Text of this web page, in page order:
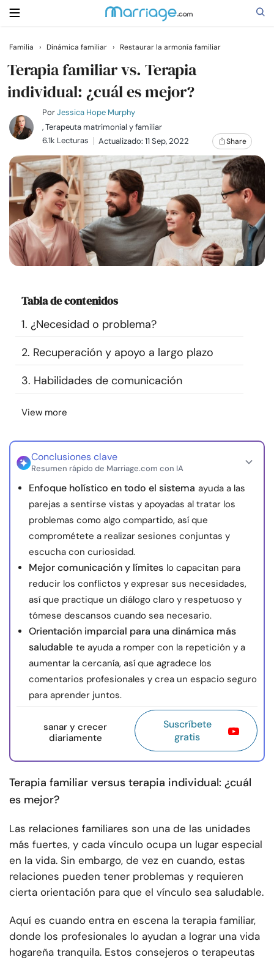
Buscar
Casarse
Relaciones
Familia
Ayuda
Cursos
Comunidad
Encuentra un terapeuta
Idioma ES
Sobre nosotros Contáctanos Escríbenos
Publicidad con
nosotros
Familia › Dinámica familiar › Restaurar la armonía familiar
Terapia familiar vs. Terapia
individual: ¿cuál es mejor?
PorJessica Hope Murphy
, Terapeuta matrimonial y familiar
6.1k Lecturas
Actualizado: 11 Sep, 2022 Share
Tabla de contenidos
1. ¿Necesidad o problema?
2. Recuperación y apoyo a largo plazo
3. Habilidades de comunicación
View more
Conclusiones clave
Resumen rápido de Marriage.com con IA
Enfoque holístico en todo el sistema ayuda a las
parejas a sentirse vistas y apoyadas al tratar los
problemas como algo compartido, así que
comprométete a realizar sesiones conjuntas y
escucha con curiosidad.
Mejor comunicación y límites lo capacitan para
reducir los conflictos y expresar sus necesidades,
así que practique un diálogo claro y respetuoso y
tómese descansos cuando sea necesario.
Orientación imparcial para una dinámica más
saludable te ayuda a romper con la repetición y a
aumentar la cercanía, así que agradece los
comentarios profesionales y crea un espacio seguro
para aprender juntos.
sanar y crecer
diariamente
Suscríbete
gratis
Terapia familiar versus terapia individual: ¿cuál
es mejor?
Las relaciones familiares son una de las unidades
más fuertes, y cada vínculo ocupa un lugar especial
en la vida. Sin embargo, de vez en cuando, estas
relaciones pueden tener problemas y requieren
cierta orientación para que el vínculo sea saludable.
Aquí es cuando entra en escena la terapia familiar,
donde los profesionales lo ayudan a lograr una vida
hogareña tranquila. Estos consejeros o terapeutas